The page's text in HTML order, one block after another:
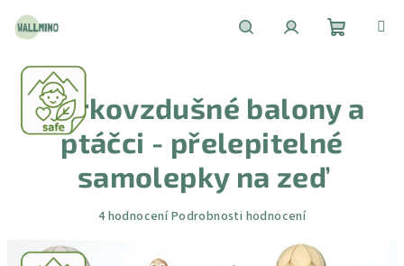
obsah
košík
Horkovzdušné balony a
ptáčci - přelepitelné
samolepky na zeď
Průměrné
4 hodnoceníPodrobnosti hodnocení